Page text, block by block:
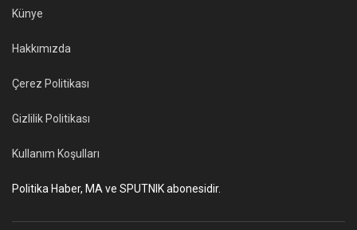
Künye
Hakkımızda
Çerez Politikası
Gizlilik Politikası
Kullanım Koşulları
Politika Haber, MA ve SPUTNIK abonesidir.